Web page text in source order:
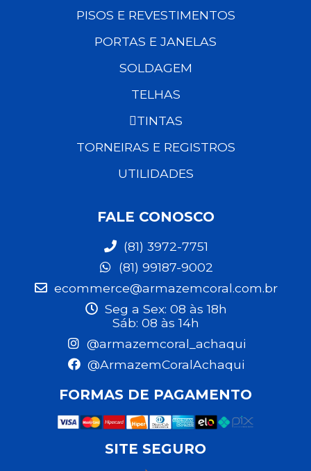
PISOS E REVESTIMENTOS
PORTAS E JANELAS
SOLDAGEM
TELHAS
TINTAS
TORNEIRAS E REGISTROS
UTILIDADES
FALE CONOSCO
(81) 3972-7751
(81) 99187-9002
ecommerce@armazemcoral.com.br
Seg a Sex: 08 às 18h
Sáb: 08 às 14h
@armazemcoral_achaqui
@ArmazemCoralAchaqui
FORMAS DE PAGAMENTO
SITE SEGURO